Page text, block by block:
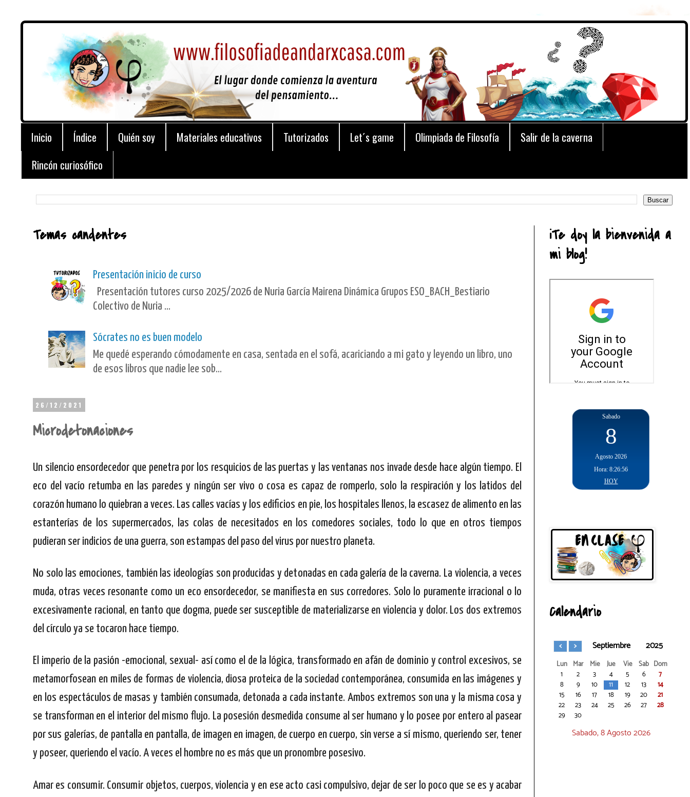
Inicio Índice Quién soy Materiales educativos Tutorizados Let´s game Olimpiada de Filosofía
Salir de la caverna
Rincón curiosófico
Temas candentes
Presentación inicio de curso
Presentación tutores curso 2025/2026 de Nuria García Mairena Dinámica Grupos ESO_BACH_Bestiario
Colectivo de Nuria ...
Sócrates no es buen modelo
Me quedé esperando cómodamente en casa, sentada en el sofá, acariciando a mi gato y leyendo un libro, uno
de esos libros que nadie lee sob...
26/12/2021
Microdetonaciones
Un silencio ensordecedor que penetra por los resquicios de las puertas y las ventanas nos invade desde hace algún tiempo. El
eco del vacío retumba en las paredes y ningún ser vivo o cosa es capaz de romperlo, solo la respiración y los latidos del
corazón humano lo quiebran a veces. Las calles vacías y los edificios en pie, los hospitales llenos, la escasez de alimento en las
estanterías de los supermercados, las colas de necesitados en los comedores sociales, todo lo que en otros tiempos
pudieran ser indicios de una guerra, son estampas del paso del virus por nuestro planeta.
No solo las emociones, también las ideologías son producidas y detonadas en cada galería de la caverna. La violencia, a veces
muda, otras veces resonante como un eco ensordecedor, se manifiesta en sus corredores. Solo lo puramente irracional o lo
excesivamente racional, en tanto que dogma, puede ser susceptible de materializarse en violencia y dolor. Los dos extremos
del círculo ya se tocaron hace tiempo.
El imperio de la pasión -emocional, sexual- así como el de la lógica, transformado en afán de dominio y control excesivos, se
metamorfosean en miles de formas de violencia, diosa proteica de la sociedad contemporánea, consumida en las imágenes y
en los espectáculos de masas y también consumada, detonada a cada instante. Ambos extremos son una y la misma cosa y
se transforman en el interior del mismo flujo. La posesión desmedida consume al ser humano y lo posee por entero al pasear
por sus galerías, de pantalla en pantalla, de imagen en imagen, de cuerpo en cuerpo, sin verse a sí mismo, queriendo ser, tener
y poseer, queriendo el vacío. A veces el hombre no es más que un pronombre posesivo.
Amar es consumir. Consumir objetos, cuerpos, violencia y en ese acto casi compulsivo, dejar de ser lo poco que se es y acabar
¡Te doy la bienvenida a
mi blog!
Calendario
Septiembre 2025
Lun Mar Mie Jue Vie Sab Dom
1
2 3 4 5 6
7
8
9 10 11 12 13
14
15
16 17 18 19 20
21
22
23 24 25 26 27
28
29
30
Sabado, 8 Agosto 2026